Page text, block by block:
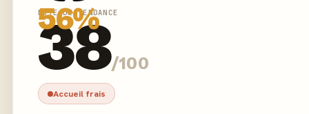
56%
NOTE DE TENDANCE
38/100
Accueil frais